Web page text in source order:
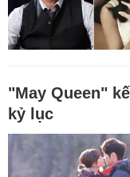
"May Queen"
kỷ lục